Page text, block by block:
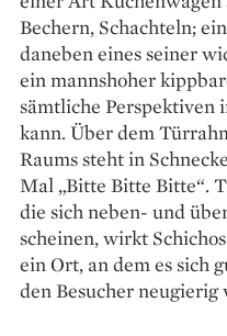
Bechern, Schachteln;
daneben eines seiner
ein mannshoher
sämtliche Perspektiven
kann. Über dem
Raums steht in
Mal „Bitte Bitte Bitte“.
die sich neben- und
scheinen, wirkt
ein Ort, an dem es sich
den Besucher neugierig